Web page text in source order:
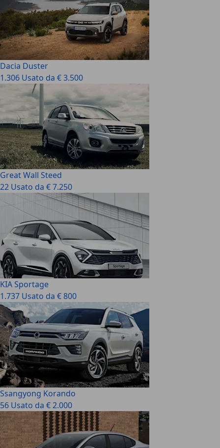
Dacia Duster
1.306 Usato da € 3.500
Great Wall Steed
22 Usato da € 7.250
KIA Sportage
1.737 Usato da € 800
Ssangyong Korando
56 Usato da € 2.000